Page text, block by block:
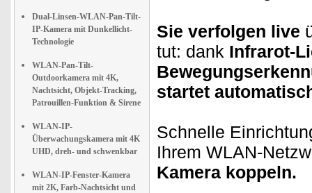
Dual-Linsen-WLAN-Pan-Tilt-
IP-Kamera mit Dunkellicht-
Technologie
WLAN-Pan-Tilt-
Outdoorkamera mit 4K,
Nachtsicht, Objekt-Tracking,
Patrouillen-Funktion & Sirene
WLAN-IP-
Überwachungskamera mit 4K
UHD, dreh- und schwenkbar
WLAN-IP-Fenster-Kamera
mit 2K, Farb-Nachtsicht und
Sie verfolgen live
tut: dank Infrarot-
startet
Schnelle
Ihrem WLAN-
Kamera koppeln.